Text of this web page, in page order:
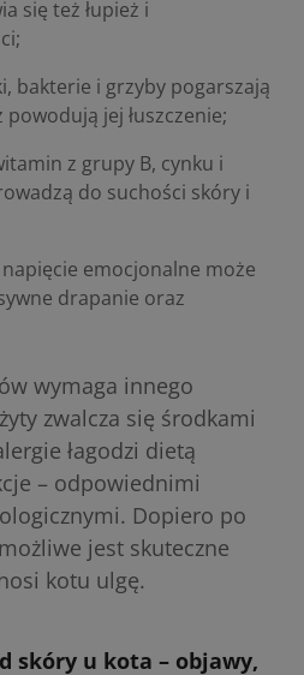
się też łupież i
bakterie i grzyby pogarszają
jej łuszczenie;
z grupy B, cynku i
do suchości skóry i
napięcie emocjonalne może
drapanie oraz
wymaga innego
zwalcza się środkami
łagodzi dietą
– odpowiednimi
Dopiero po
jest skuteczne
kotu ulgę.
skóry u kota – objawy,